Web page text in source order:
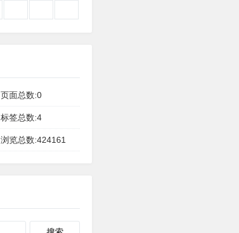
页面总数:0
标签总数:4
浏览总数:424161